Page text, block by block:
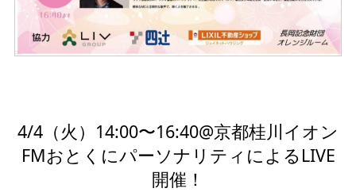
4/4（火）14:00〜16:40@京都桂川イオン
FMおとくにパーソナリティによるLIVE
開催！